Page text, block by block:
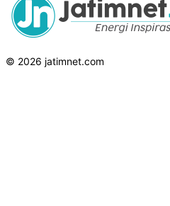
© 2026 jatimnet.com